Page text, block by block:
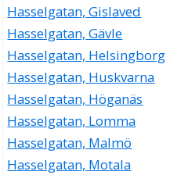
Hasselgatan, Gislaved
Hasselgatan, Gävle
Hasselgatan, Helsingborg
Hasselgatan, Huskvarna
Hasselgatan, Höganäs
Hasselgatan, Lomma
Hasselgatan, Malmö
Hasselgatan, Motala